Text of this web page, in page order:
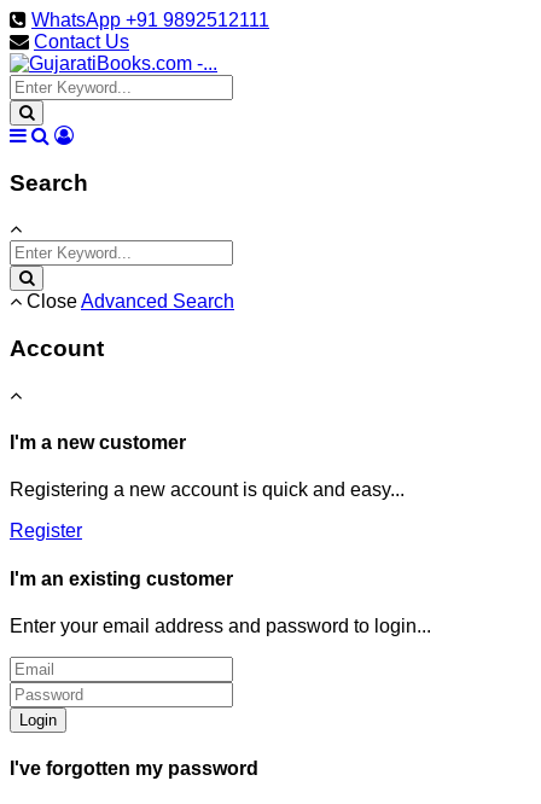
WhatsApp +91 9892512111
Contact Us
Search
CloseAdvanced Search
Account
I'm a new customer
Registering a new account is quick and easy...
Register
I'm an existing customer
Enter your email address and password to login...
Login
I've forgotten my password